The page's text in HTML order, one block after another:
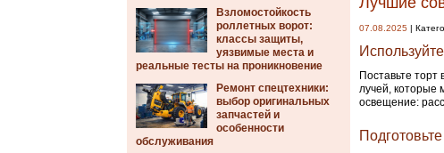
Взломостойкость
роллетных ворот:
классы защиты,
уязвимые места и
реальные тесты на проникновение
Ремонт спецтехники:
выбор оригинальных
запчастей и
особенности
обслуживания
07.08.2025 |
Поставьте торт
лучей, которые
освещение: